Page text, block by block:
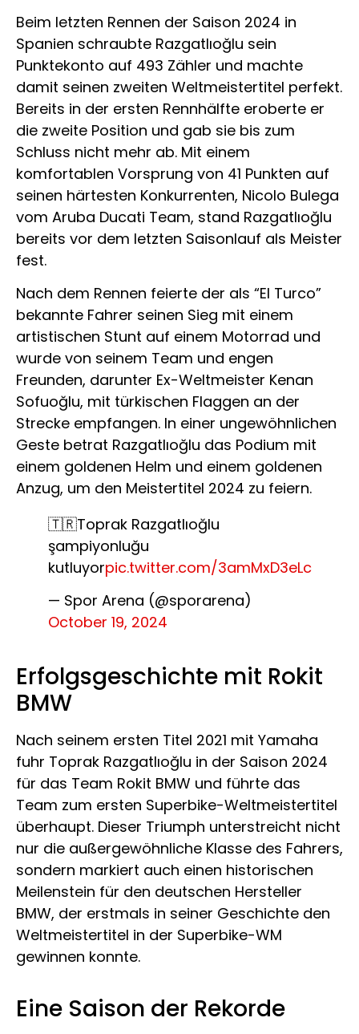
Beim letzten Rennen der Saison 2024 in
Spanien schraubte Razgatlıoğlu sein
Punktekonto auf 493 Zähler und machte
damit seinen zweiten Weltmeistertitel perfekt.
Bereits in der ersten Rennhälfte eroberte er
die zweite Position und gab sie bis zum
Schluss nicht mehr ab. Mit einem
komfortablen Vorsprung von 41 Punkten auf
seinen härtesten Konkurrenten, Nicolo Bulega
vom Aruba Ducati Team, stand Razgatlıoğlu
bereits vor dem letzten Saisonlauf als Meister
fest.
Nach dem Rennen feierte der als “El Turco”
bekannte Fahrer seinen Sieg mit einem
artistischen Stunt auf einem Motorrad und
wurde von seinem Team und engen
Freunden, darunter Ex-Weltmeister Kenan
Sofuoğlu, mit türkischen Flaggen an der
Strecke empfangen. In einer ungewöhnlichen
Geste betrat Razgatlıoğlu das Podium mit
einem goldenen Helm und einem goldenen
Anzug, um den Meistertitel 2024 zu feiern.
🇹🇷Toprak Razgatlıoğlu
şampiyonluğu
kutluyorpic.twitter.com/3amMxD3eLc
— Spor Arena (@sporarena)
October 19, 2024
Erfolgsgeschichte mit Rokit
BMW
Nach seinem ersten Titel 2021 mit Yamaha
fuhr Toprak Razgatlıoğlu in der Saison 2024
für das Team Rokit BMW und führte das
Team zum ersten Superbike-Weltmeistertitel
überhaupt. Dieser Triumph unterstreicht nicht
nur die außergewöhnliche Klasse des Fahrers,
sondern markiert auch einen historischen
Meilenstein für den deutschen Hersteller
BMW, der erstmals in seiner Geschichte den
Weltmeistertitel in der Superbike-WM
gewinnen konnte.
Eine Saison der Rekorde